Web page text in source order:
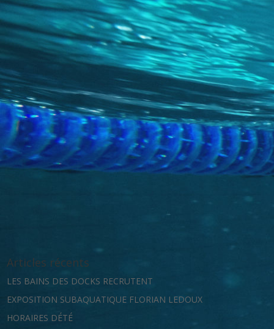
Articles récents
LES BAINS DES DOCKS RECRUTENT
EXPOSITION SUBAQUATIQUE FLORIAN LEDOUX
HORAIRES DÉTÉ